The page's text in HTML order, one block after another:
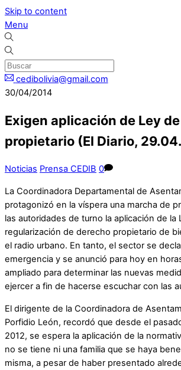
Skip to content
Menu
cedibolivia@gmail.com
30/04/2014
Exigen aplicación de Ley
propietario (El Diario,
Noticias Prensa CEDIB 0
La Coordinadora Departamental de
protagonizó en la víspera una marcha de
las autoridades de turno la aplicación de la
regularización de derecho propietario de
el radio urbano. En tanto, el sector se
emergencia y se anunció para hoy en
ampliado para determinar las nuevas
ejercer a fin de hacerse escuchar con las
El dirigente de la Coordinadora de
Porfidio León, recordó que desde el
2012, se espera la aplicación de la
no se tiene ni una familia que se haya
misma, a pesar de haber presentado